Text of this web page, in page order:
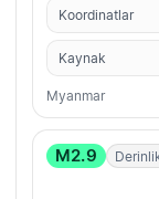
Koordinatlar
Kaynak
Myanmar
M2.9